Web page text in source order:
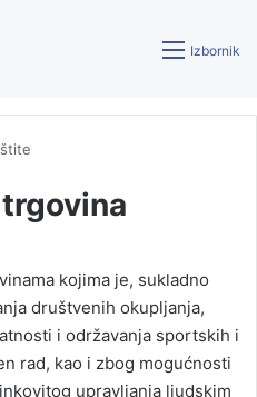
Izbornik
kojima je, sukladno
društvenih okupljanja,
i održavanja sportskih i
rad, kao i zbog mogućnosti
upravljanja ljudskim